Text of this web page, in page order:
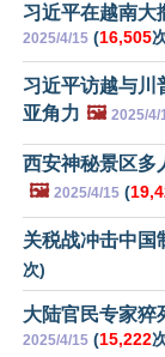
习近平在越南大
2025/4/15 (16,505
习近平访越与川
亚角力 🖼️ 2025/4/
西安神秘景区多
🖼️ 2025/4/15 (
关税战冲击中国
次)
大陆官民专家猝
2025/4/15 (15,222